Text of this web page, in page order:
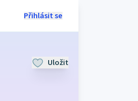
Přihlásit se
Uložit